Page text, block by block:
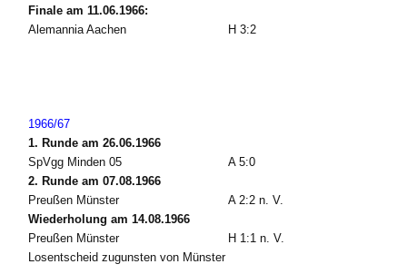
Finale am 11.06.1966:
Alemannia Aachen
H 3:2
1966/67
1. Runde am 26.06.1966
SpVgg Minden 05
A 5:0
2. Runde am 07.08.1966
Preußen Münster
A 2:2 n. V.
Wiederholung am 14.08.1966
Preußen Münster
H 1:1 n. V.
Losentscheid zugunsten von Münster